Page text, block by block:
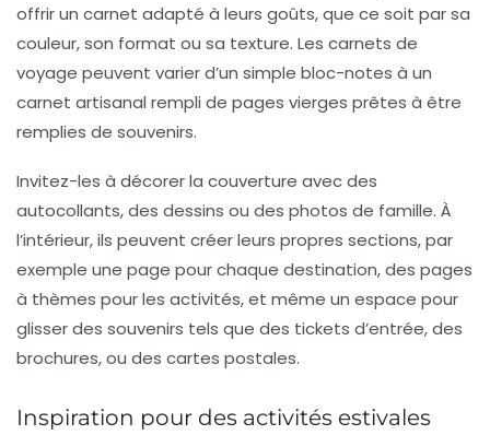
offrir un carnet adapté à leurs goûts, que ce soit par sa
couleur, son format ou sa texture. Les carnets de
voyage peuvent varier d’un simple bloc-notes à un
carnet artisanal rempli de pages vierges prêtes à être
remplies de souvenirs.
Invitez-les à décorer la couverture avec des
autocollants, des dessins ou des photos de famille. À
l’intérieur, ils peuvent créer leurs propres sections, par
exemple une page pour chaque destination, des pages
à thèmes pour les activités, et même un espace pour
glisser des souvenirs tels que des tickets d’entrée, des
brochures, ou des cartes postales.
Inspiration pour des activités estivales